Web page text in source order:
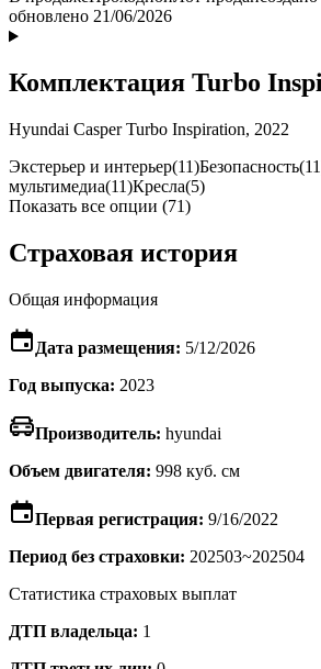
обновлено 21/06/2026
Комплектация Turbo
Hyundai Casper Turbo Inspiration, 2022
Экстерьер и интерьер(11)Безопасность
мультимедиа(11)Кресла(5)
Показать все опции (71)
Страховая история
Общая информация
Дата размещения: 5/12/2026
Год выпуска: 2023
Производитель: hyundai
Объем двигателя: 998 куб. см
Первая регистрация: 9/16/2022
Период без страховки: 202503~202504
Статистика страховых выплат
ДТП владельца: 1